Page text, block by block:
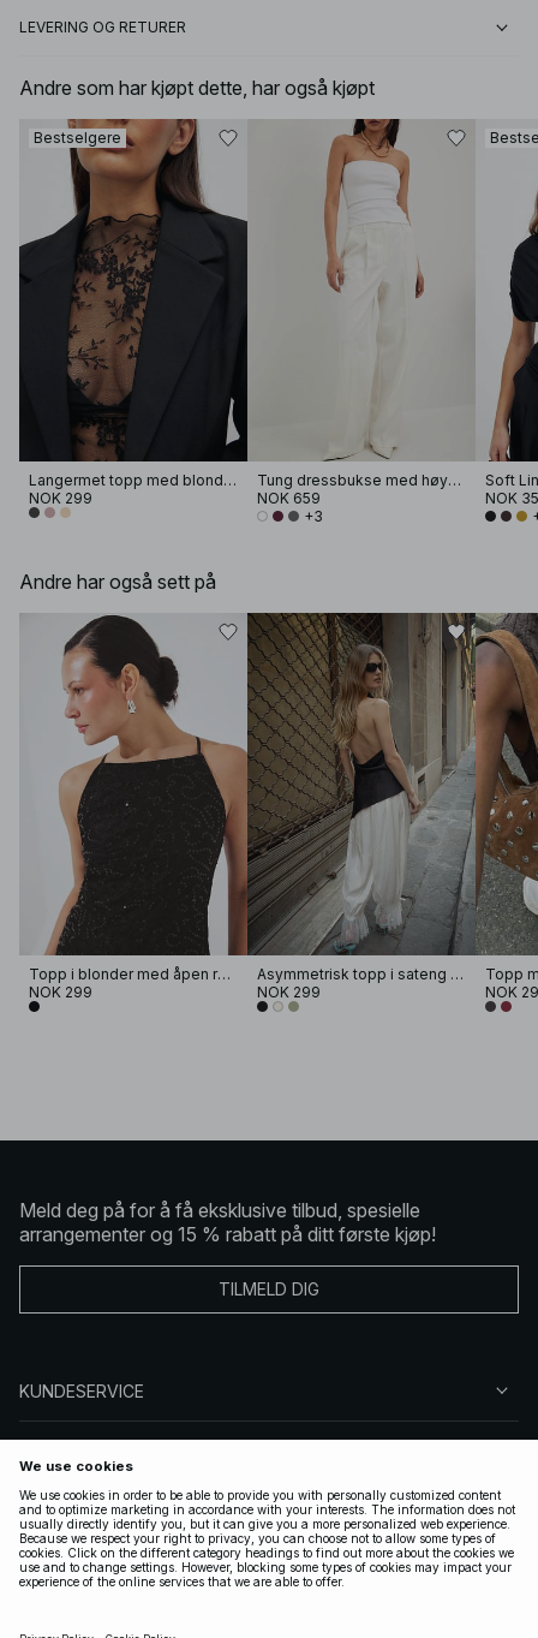
LEVERING OG RETURER
Andre som har kjøpt dette, har også kjøpt
Bestselgere
Langermet topp med blonder
NOK 299
Tung dressbukse med høyt liv
NOK 659
+3
NOK
Andre har også sett på
Topp i blonder med åpen rygg
NOK 299
Asymmetrisk topp i sateng med drapering og halterneck
NOK 299
NOK
Meld deg på for å få eksklusive tilbud, spesielle
arrangementer og 15 % rabatt på ditt første kjøp!
TILMELD DIG
KUNDESERVICE
FØLG OSS
LOVLIG